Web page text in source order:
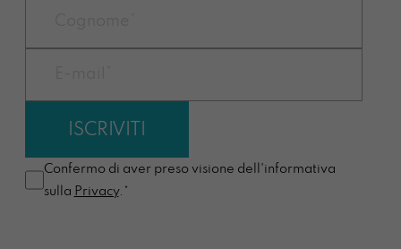
Confermo di aver preso visione dell'informativa
sulla Privacy.*